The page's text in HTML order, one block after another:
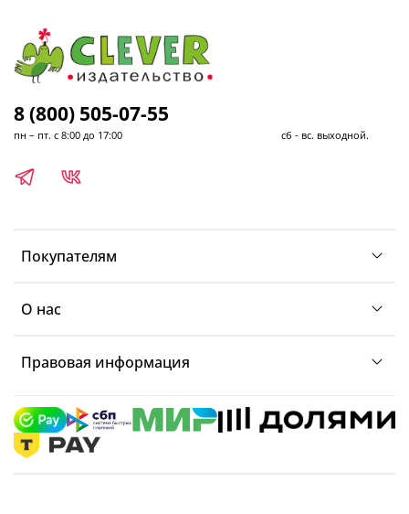
Покупателям
О нас
Правовая информация
8 (800) 505-07-55
пн – пт. с 8:00 до 17:00 сб - вс. выходной.